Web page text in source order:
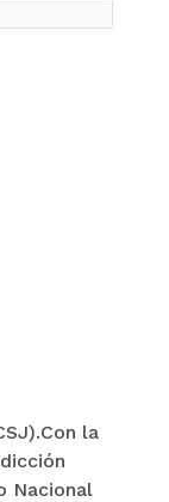
la
Nacional